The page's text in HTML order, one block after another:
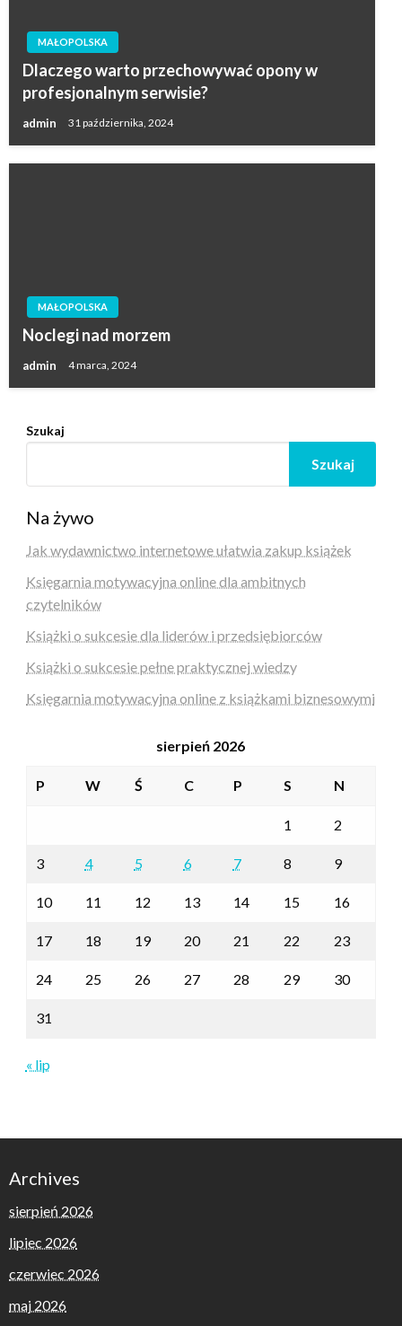
MAŁOPOLSKA
Dlaczego warto przechowywać opony w
profesjonalnym serwisie?
admin 31 października, 2024
MAŁOPOLSKA
Noclegi nad morzem
admin 4 marca, 2024
Szukaj
Szukaj
Na żywo
Jak wydawnictwo internetowe ułatwia zakup książek
Księgarnia motywacyjna online dla ambitnych
czytelników
Książki o sukcesie dla liderów i przedsiębiorców
Książki o sukcesie pełne praktycznej wiedzy
Księgarnia motywacyjna online z książkami biznesowymi
sierpień 2026
P W Ś C P S N
1 2
3 4 5 6 7 8 9
10 11 12 13 14 15 16
17 18 19 20 21 22 23
24 25 26 27 28 29 30
31
« lip
Archives
sierpień 2026
lipiec 2026
czerwiec 2026
maj 2026